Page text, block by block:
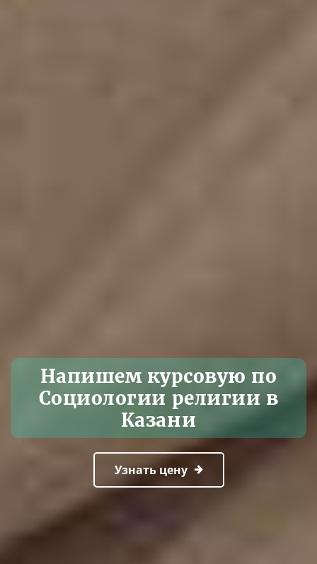
Напишем курсовую по
Социологии религии в
Казани
Узнать цену